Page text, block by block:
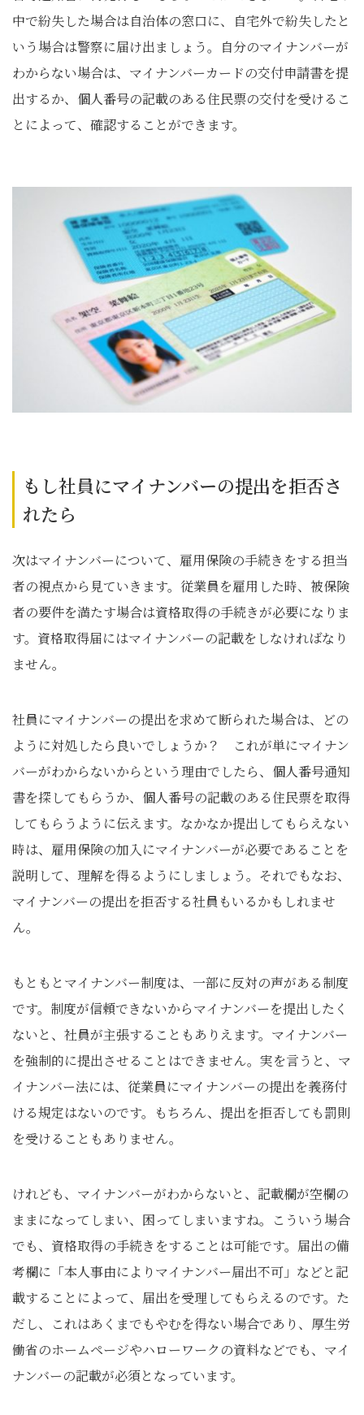
中で紛失した場合は自治体の窓口に、自宅外で紛失したと
いう場合は警察に届け出ましょう。自分のマイナンバーが
わからない場合は、マイナンバーカードの交付申請書を提
出するか、個人番号の記載のある住民票の交付を受けるこ
とによって、確認することができます。
もし社員にマイナンバーの提出を拒否さ
れたら
次はマイナンバーについて、雇用保険の手続きをする担当
者の視点から見ていきます。従業員を雇用した時、被保険
者の要件を満たす場合は資格取得の手続きが必要になりま
す。資格取得届にはマイナンバーの記載をしなければなり
ません。
社員にマイナンバーの提出を求めて断られた場合は、どの
ように対処したら良いでしょうか？ これが単にマイナン
バーがわからないからという理由でしたら、個人番号通知
書を探してもらうか、個人番号の記載のある住民票を取得
してもらうように伝えます。なかなか提出してもらえない
時は、雇用保険の加入にマイナンバーが必要であることを
説明して、理解を得るようにしましょう。それでもなお、
マイナンバーの提出を拒否する社員もいるかもしれませ
ん。
もともとマイナンバー制度は、一部に反対の声がある制度
です。制度が信頼できないからマイナンバーを提出したく
ないと、社員が主張することもありえます。マイナンバー
を強制的に提出させることはできません。実を言うと、マ
イナンバー法には、従業員にマイナンバーの提出を義務付
ける規定はないのです。もちろん、提出を拒否しても罰則
を受けることもありません。
けれども、マイナンバーがわからないと、記載欄が空欄の
ままになってしまい、困ってしまいますね。こういう場合
でも、資格取得の手続きをすることは可能です。届出の備
考欄に「本人事由によりマイナンバー届出不可」などと記
載することによって、届出を受理してもらえるのです。た
だし、これはあくまでもやむを得ない場合であり、厚生労
働省のホームページやハローワークの資料などでも、マイ
ナンバーの記載が必須となっています。